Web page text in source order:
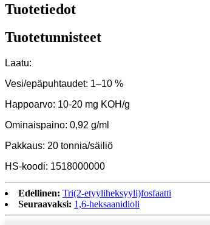
Tuotetiedot
Tuotetunnisteet
Laatu:
Vesi/epäpuhtaudet: 1–10 %
Happoarvo: 10-20 mg KOH/g
Ominaispaino: 0,92 g/ml
Pakkaus: 20 tonnia/säiliö
HS-koodi: 1518000000
Edellinen: Tri(2-etyyliheksyyli)fosfaatti
Seuraavaksi: 1,6-heksaanidioli